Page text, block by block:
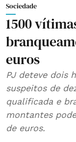
Sociedade
1500
euros
PJ deteve dois
suspeitos de
qualificada e
montantes
de euros.